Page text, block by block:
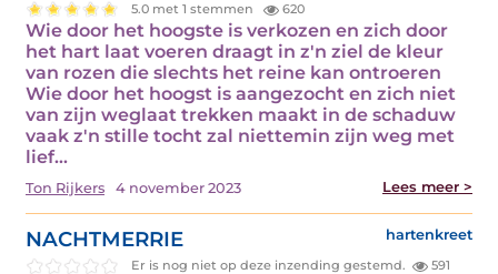
5.0 met 1 stemmen 620
Wie door het hoogste is verkozen en zich door
het hart laat voeren draagt in z'n ziel de kleur
van rozen die slechts het reine kan ontroeren
Wie door het hoogst is aangezocht en zich niet
van zijn weglaat trekken maakt in de schaduw
vaak z'n stille tocht zal niettemin zijn weg met
lief...
Ton Rijkers 4 november 2023 Lees meer >
NACHTMERRIE hartenkreet
Er is nog niet op deze inzending gestemd. 591